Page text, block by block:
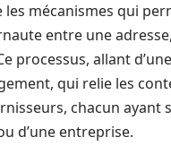
mécanismes qui
entre une
processus, allant
qui relie les
chacun ayant
d’une entreprise.